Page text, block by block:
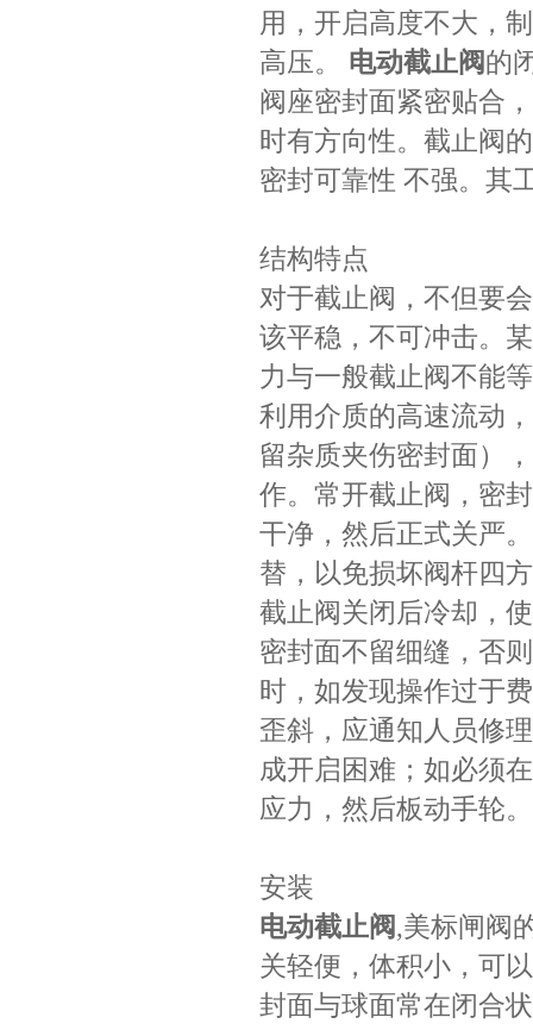
用，开启高度不大，
高压。 电动截止阀的
阀座密封面紧密贴合
时有方向性。截止阀
密封可靠性 不强。其
结构特点
对于截止阀，不但要
该平稳，不可冲击。
力与一般截止阀不能
利用介质的高速流动
留杂质夹伤密封面）
作。常开截止阀，密
干净，然后正式关严
替，以免损坏阀杆四
截止阀关闭后冷却，
密封面不留细缝，否
时，如发现操作过于
歪斜，应通知人员修
成开启困难；如必须
应力，然后板动手轮。
安装
电动截止阀,美标闸阀
关轻便，体积小，可
封面与球面常在闭合